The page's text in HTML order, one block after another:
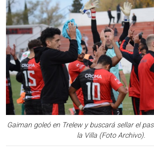
Gaiman goleó en Trelew y buscará sellar el
la Villa (Foto Archivo).